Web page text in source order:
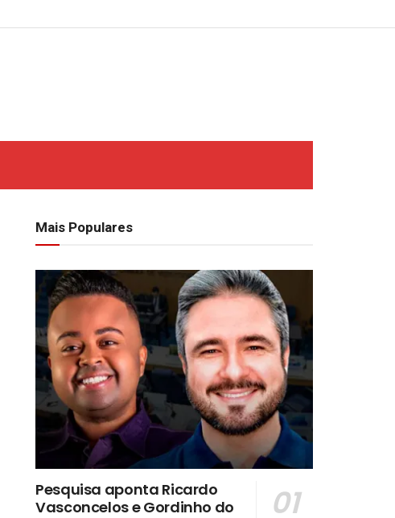
Mais Populares
Pesquisa aponta Ricardo
Vasconcelos e Gordinho do